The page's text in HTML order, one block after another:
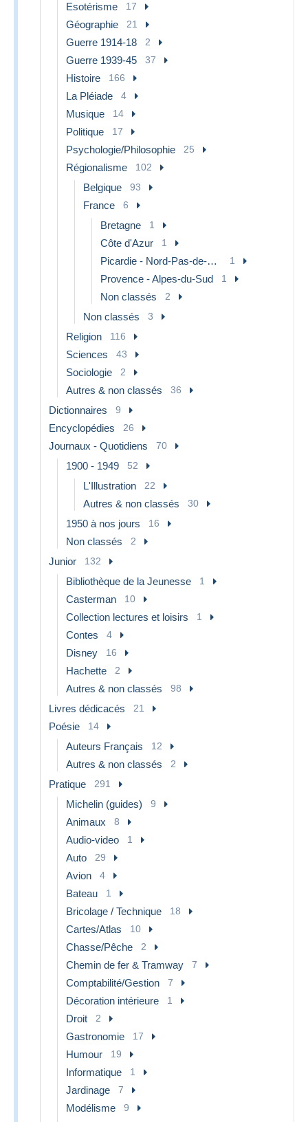
Esotérisme 17
Géographie 21
Guerre 1914-18 2
Guerre 1939-45 37
Histoire 166
La Pléiade 4
Musique 14
Politique 17
Psychologie/Philosophie 25
Régionalisme 102
Belgique 93
France 6
Bretagne 1
Côte d'Azur 1
Picardie - Nord-Pas-de-Calais 1
Provence - Alpes-du-Sud 1
Non classés 2
Non classés 3
Religion 116
Sciences 43
Sociologie 2
Autres & non classés 36
Dictionnaires 9
Encyclopédies 26
Journaux - Quotidiens 70
1900 - 1949 52
L'Illustration 22
Autres & non classés 30
1950 à nos jours 16
Non classés 2
Junior 132
Bibliothèque de la Jeunesse 1
Casterman 10
Collection lectures et loisirs 1
Contes 4
Disney 16
Hachette 2
Autres & non classés 98
Livres dédicacés 21
Poésie 14
Auteurs Français 12
Autres & non classés 2
Pratique 291
Michelin (guides) 9
Animaux 8
Audio-video 1
Auto 29
Avion 4
Bateau 1
Bricolage / Technique 18
Cartes/Atlas 10
Chasse/Pêche 2
Chemin de fer & Tramway 7
Comptabilité/Gestion 7
Décoration intérieure 1
Droit 2
Gastronomie 17
Humour 19
Informatique 1
Jardinage 7
Modélisme 9